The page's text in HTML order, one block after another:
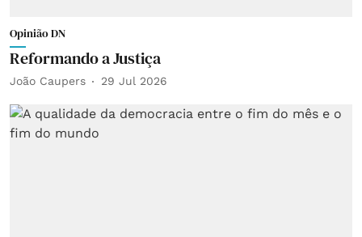
Opinião DN
Reformando a Justiça
João Caupers 29 Jul 2026